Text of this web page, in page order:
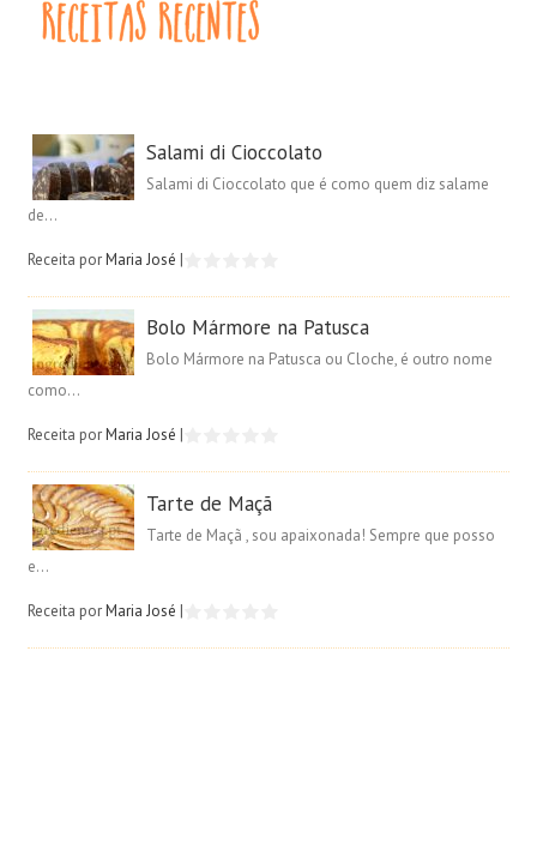
Salami di Cioccolato
Salami di Cioccolato que é como quem diz salame
de...
Receita porMaria José |
Bolo Mármore na Patusca
Bolo Mármore na Patusca ou Cloche, é outro nome
como...
Receita porMaria José
Tarte de Maçã
Tarte de Maçã , sou apaixonada! Sempre que posso
e...
Receita porMaria José |